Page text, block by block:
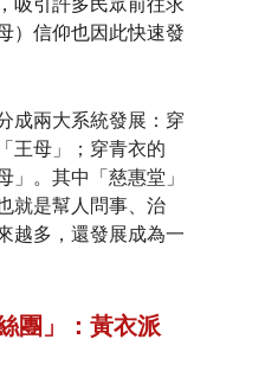
吸引許多民眾前往求
）信仰也因此快速發
成兩大系統發展：穿
「王母」；穿青衣的
」。其中「慈惠堂」
就是幫人問事、治
越多，還發展成為一
團」：黃衣派